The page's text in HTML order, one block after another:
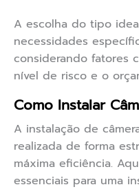
A escolha do tipo
necessidades
considerando fatores
nível de risco e o
Como Instalar
A instalação de
realizada de forma
máxima eficiência.
essenciais para uma